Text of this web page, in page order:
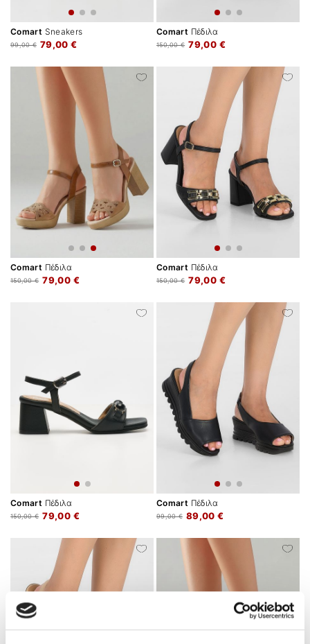
Comart Sneakers
79,00 €
99,00 €
Comart Πέδιλα
79,00 €
150,00 €
Comart Πέδιλα
79,00 €
150,00 €
Comart Πέδιλα
79,00 €
150,00 €
Comart Πέδιλα
79,00 €
150,00 €
Comart Πέδιλα
89,00 €
99,00 €